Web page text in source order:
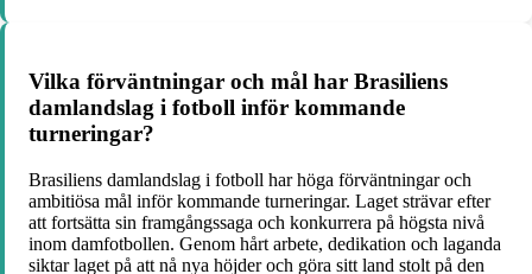
Vilka förväntningar och mål har Brasiliens
damlandslag i fotboll inför kommande
turneringar?
Brasiliens damlandslag i fotboll har höga förväntningar och
ambitiösa mål inför kommande turneringar. Laget strävar efter
att fortsätta sin framgångssaga och konkurrera på högsta nivå
inom damfotbollen. Genom hårt arbete, dedikation och laganda
siktar laget på att nå nya höjder och göra sitt land stolt på den